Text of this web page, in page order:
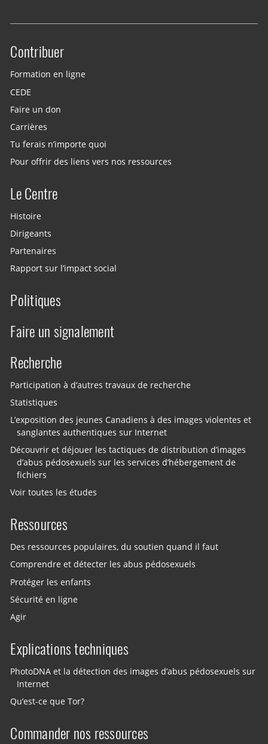
Site menu
Contribuer
Formation en ligne
CEDE
Faire un don
Carrières
Tu ferais n’importe quoi
Pour offrir des liens vers nos ressources
Le Centre
Histoire
Dirigeants
Partenaires
Rapport sur l’impact social
Politiques
Faire un signalement
Recherche
Participation à d’autres travaux de recherche
Statistiques
L’exposition des jeunes Canadiens à des images violentes et
sanglantes authentiques sur Internet
Découvrir et déjouer les tactiques de distribution d’images
d’abus pédosexuels sur les services d’hébergement de
fichiers
Voir toutes les études
Ressources
Des ressources populaires, du soutien quand il faut
Comprendre et détecter les abus pédosexuels
Protéger les enfants
Sécurité en ligne
Agir
Explications techniques
PhotoDNA et la détection des images d’abus pédosexuels sur
Internet
Qu’est-ce que Tor?
Commander nos ressources